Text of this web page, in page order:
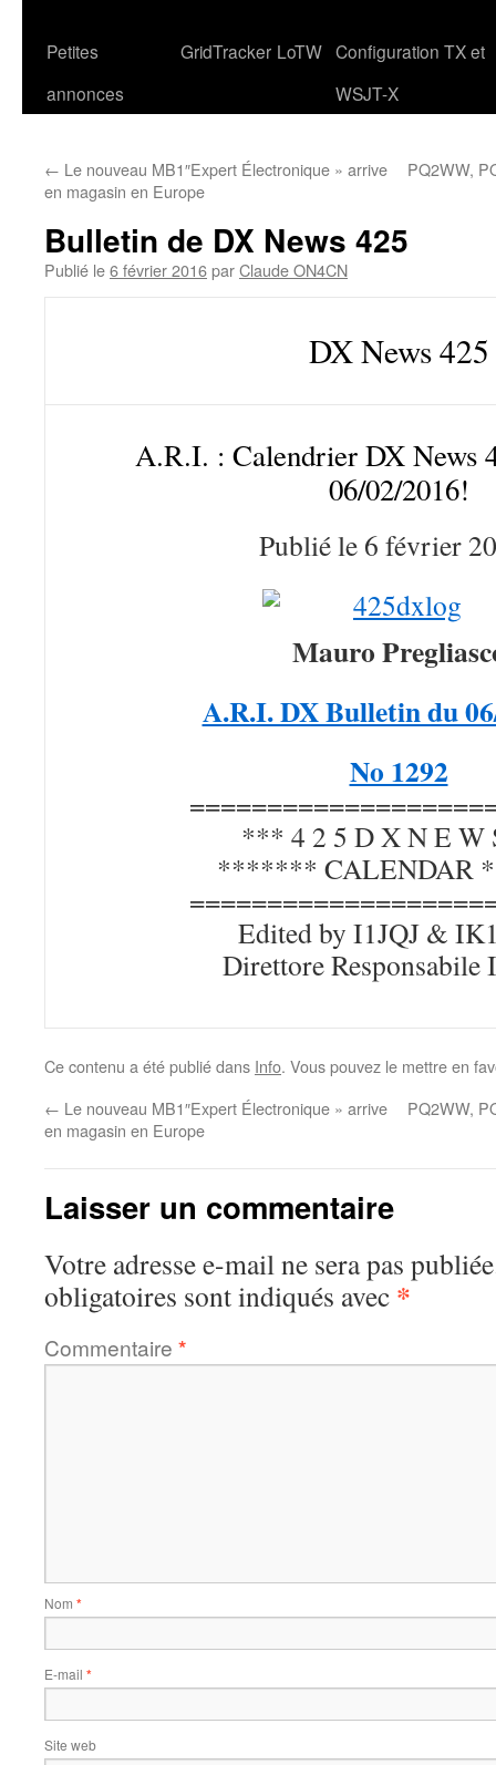
Petites
annonces
GridTracker LoTW Configuration TX et
WSJT-X
← Le nouveau MB1″Expert Électronique » arrive
en magasin en Europe
PQ2WW,
Bulletin de DX News 425
Publié le6 février 2016parClaude ON4CN
DX News 425
A.R.I. : Calendrier DX News
06/02/2016!
Publié le 6 février
Mauro
A.R.I. DX Bulletin du
No 1292
*** 4 2 5 D X N E
******* CALENDAR
Edited by I1JQJ &
Direttore Responsabile
Ce contenu a été publié dans Info. Vous pouvez le mettre en
← Le nouveau MB1″Expert Électronique » arrive
en magasin en Europe
PQ2WW,
Laisser un commentaire
Votre adresse e-mail ne sera pas
obligatoires sont indiqués avec *
Commentaire *
Nom *
E-mail *
Site web